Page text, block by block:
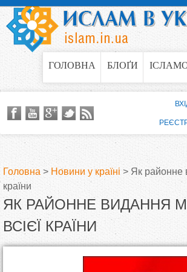
Jump to navigation
ГОЛОВНА БЛОҐИ
В
и
є
Головна > Новини у країні > Як районне
країни
ЯК РАЙОННЕ ВИДАННЯ
ВСІЄЇ КРАЇНИ